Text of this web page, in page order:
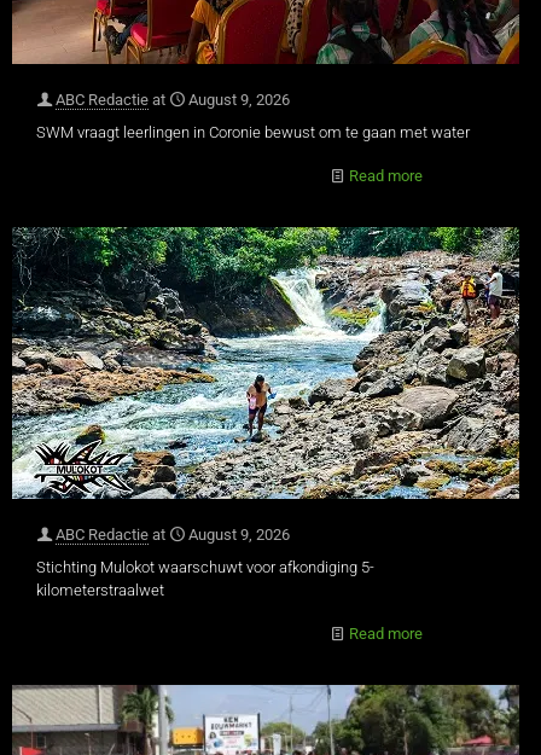
ABC Redactie at
August 9, 2026
SWM vraagt leerlingen in Coronie bewust om te gaan met water
Read more
ABC Redactie at
August 9, 2026
Stichting Mulokot waarschuwt voor afkondiging 5-
kilometerstraalwet
Read more